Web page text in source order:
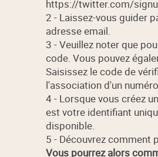
https://twitter.com/
2 - Laissez-vous guider
adresse email.
3 - Veuillez noter que
code. Vous pouvez
Saisissez le code de
l'association d'un
4 - Lorsque vous créez
est votre identifiant
disponible.
5 - Découvrez comment
Vous pourrez alors